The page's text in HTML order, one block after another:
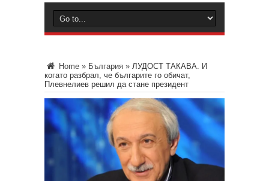
Home » България » ЛУДОСТ ТАКАВА. И
когато разбрал, че българите го обичат,
Плевнелиев решил да стане президент